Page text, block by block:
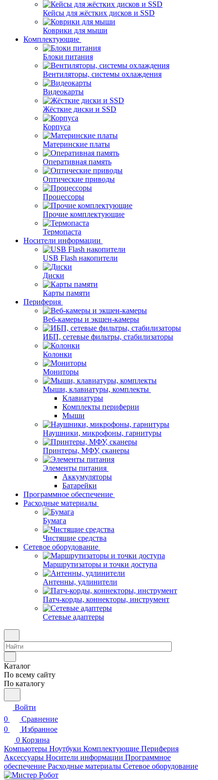
Кейсы для жёстких дисков и SSD
Коврики для мыши
Комплектующие
Блоки питания
Вентиляторы, системы охлаждения
Видеокарты
Жёсткие диски и SSD
Корпуса
Материнские платы
Оперативная память
Оптические приводы
Процессоры
Прочие комплектующие
Термопаста
Носители информации
USB Flash накопители
Диски
Карты памяти
Периферия
Веб-камеры и экшен-камеры
ИБП, сетевые фильтры, стабилизаторы
Колонки
Мониторы
Мыши, клавиатуры, комплекты
Клавиатуры
Комплекты периферии
Мыши
Наушники, микрофоны, гарнитуры
Принтеры, МФУ, сканеры
Элементы питания
Аккумуляторы
Батарейки
Программное обеспечение
Расходные материалы
Бумага
Чистящие средства
Сетевое оборудование
Маршрутизаторы и точки доступа
Антенны, удлинители
Патч-корды, коннекторы, инструмент
Сетевые адаптеры
Каталог
По всему сайту
По каталогу
Войти
0
Сравнение
0
Избранное
0 Корзина
Компьютеры Ноутбуки Комплектующие Периферия
Аксессуары Носители информации Программное
обеспечение Расходные материалы Сетевое оборудование